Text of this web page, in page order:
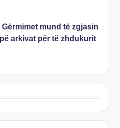
mund të zgjasin
arkivat për të zhdukurit